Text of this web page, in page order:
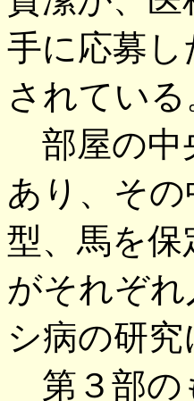
手に応募
されている
部屋の中
あり、そ
型、馬を
がそれぞ
シ病の研
第３部の